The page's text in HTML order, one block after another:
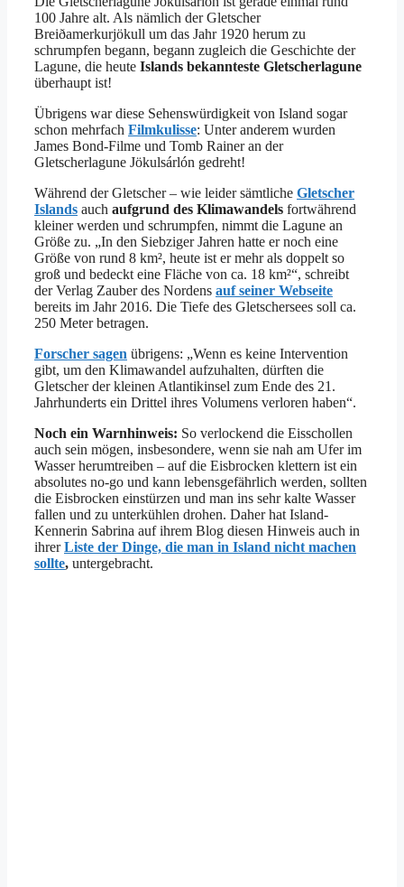
100 Jahre alt. Als nämlich der Gletscher
Breiðamerkurjökull um das Jahr 1920 herum zu
schrumpfen begann, begann zugleich die Geschichte der
Lagune, die heute Islands bekannteste Gletscherlagune
überhaupt ist!
Übrigens war diese Sehenswürdigkeit von Island sogar
schon mehrfach Filmkulisse: Unter anderem wurden
James Bond-Filme und Tomb Rainer an der
Gletscherlagune Jökulsárlón gedreht!
Während der Gletscher – wie leider sämtliche Gletscher
Islands auch aufgrund des Klimawandels fortwährend
kleiner werden und schrumpfen, nimmt die Lagune an
Größe zu. „In den Siebziger Jahren hatte er noch eine
Größe von rund 8 km², heute ist er mehr als doppelt so
groß und bedeckt eine Fläche von ca. 18 km²“, schreibt
der Verlag Zauber des Nordens auf seiner Webseite
bereits im Jahr 2016. Die Tiefe des Gletschersees soll ca.
250 Meter betragen.
Forscher sagen übrigens: „Wenn es keine Intervention
gibt, um den Klimawandel aufzuhalten, dürften die
Gletscher der kleinen Atlantikinsel zum Ende des 21.
Jahrhunderts ein Drittel ihres Volumens verloren haben“.
Noch ein Warnhinweis: So verlockend die Eisschollen
auch sein mögen, insbesondere, wenn sie nah am Ufer im
Wasser herumtreiben – auf die Eisbrocken klettern ist ein
absolutes no-go und kann lebensgefährlich werden, sollten
die Eisbrocken einstürzen und man ins sehr kalte Wasser
fallen und zu unterkühlen drohen. Daher hat Island-
Kennerin Sabrina auf ihrem Blog diesen Hinweis auch in
ihrerListe der Dinge, die man in Island nicht machen
sollte, untergebracht.